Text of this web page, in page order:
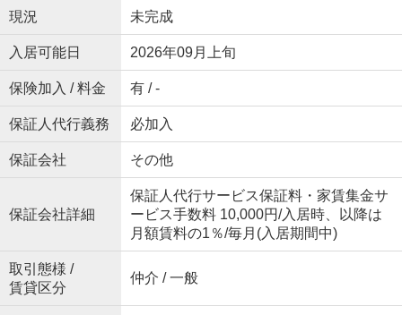
現況 未完成
入居可能日 2026年09月上旬
保険加入 / 料金 有 / -
保証人代行義務 必加入
保証会社 その他
保証会社詳細
保証人代行サービス保証料・家賃集金サ
ービス手数料 10,000円/入居時、以降は
月額賃料の1％/毎月(入居期間中)
取引態様 /
賃貸区分
仲介 / 一般